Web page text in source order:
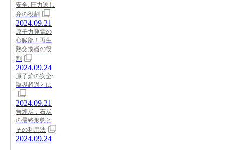
安全: 圧力逃し
弁の役割
2024.09.21
原子力発電の
心臓部！再生
熱交換器の役
割
2024.09.24
原子炉の安全:
臨界超過とは
2024.09.21
無煙炭：石炭
の最終形態と
その利用法
2024.09.24